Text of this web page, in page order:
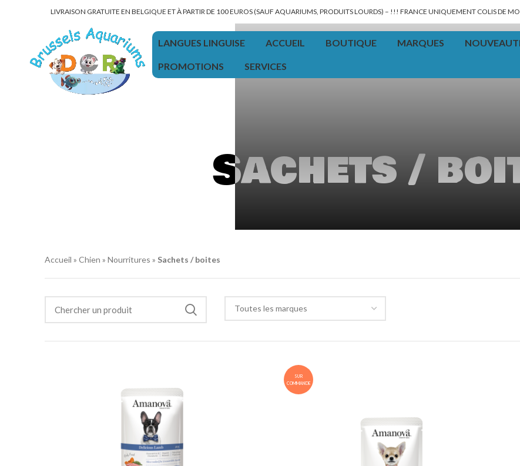
LIVRAISON GRATUITE EN BELGIQUE ET À PARTIR DE 100 EUROS (SAUF AQUARIUMS, PRODUITS LOURDS) – !!! FRANCE UNIQUEMENT COLIS DE
LANGUES LINGUISE ACCUEIL BOUTIQUE MARQUES
PROMOTIONS SERVICES
Sachets /
Accueil » Chien » Nourritures » Sachets / boites
Toutes les marques
SUR
COMMANDE